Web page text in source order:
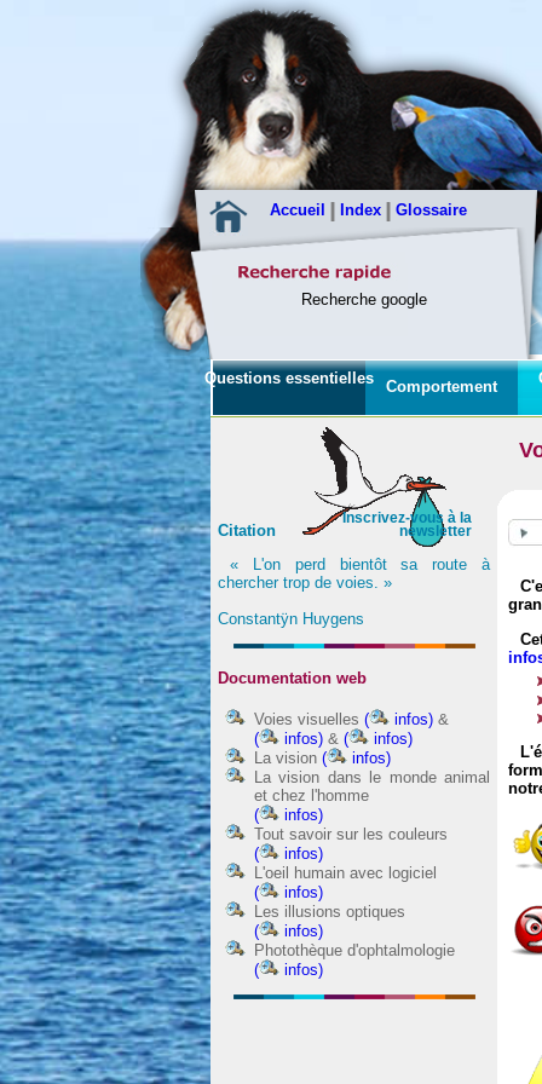
Accueil Index Glossaire
Recherche google
Questions essentielles Comportement
Citation
« L'on perd bientôt sa route à
chercher trop de voies. »
Constantÿn Huygens
Documentation web
Voies visuelles ( infos) &
(
infos) & (
infos)
La vision (
infos)
La vision dans le monde animal
et chez l'homme
(
infos)
Tout savoir sur les couleurs
(
infos)
L'oeil humain avec logiciel
(
infos)
Les illusions optiques
(
infos)
Photothèque d'ophtalmologie
(
infos)
Inscrivez-vous à la
newsletter